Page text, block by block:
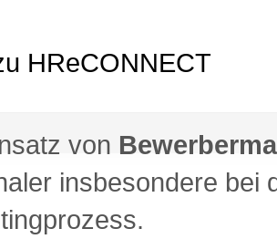
HReCONNECT
von
insbesondere bei